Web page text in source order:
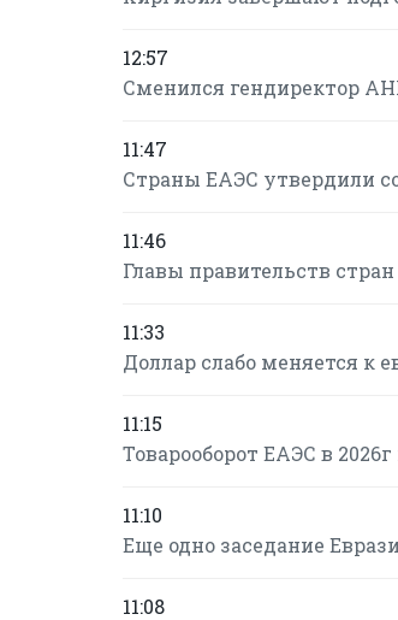
12:57
Сменился гендиректор
11:47
Страны ЕАЭС утвердили
11:46
Главы правительств
11:33
Доллар слабо меняется к
11:15
Товарооборот ЕАЭС в
11:10
Еще одно заседание
11:08